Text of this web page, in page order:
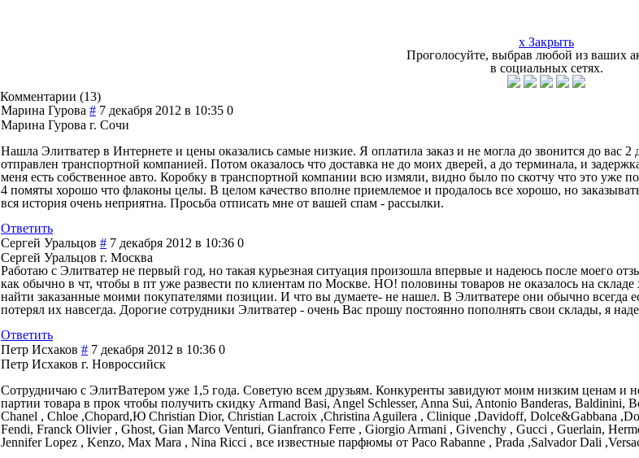
x Закрыть
Проголосуйте, выбрав любой из ваших
в социальных сетях.
Комментарии (13)
Марина Гурова # 7 декабря 2012 в 10:35 0
Марина Гурова г. Сочи
Нашла Элитватер в Интернете и цены оказались самые низкие. Я оплатила заказ и не могла до звонится до вас
отправлен транспортной компанией. Потом оказалось что доставка не до моих дверей, а до терминала, и
меня есть собственное авто. Коробку в транспортной компании всю измяли, видно было по скотчу что это уже
4 помяты хорошо что флаконы целы. В целом качество вполне приемлемое и продалось все хорошо, но
вся история очень неприятна. Просьба отписать мне от вашей спам - рассылки.
Ответить
Сергей Уральцов # 7 декабря 2012 в 10:36 0
Сергей Уральцов г. Москва
Работаю с Элитватер не первый год, но такая курьезная ситуация произошла впервые и надеюсь после моего
как обычно в чт, чтобы в пт уже развести по клиентам по Москве. НО! половины товаров не оказалось на
найти заказанные моими покупателями позиции. И что вы думаете- не нашел. В Элитватере они обычно всегда
потерял их навсегда. Дорогие сотрудники Элитватер - очень Вас прошу постоянно пополнять свои склады, я
Ответить
Петр Исхаков # 7 декабря 2012 в 10:36 0
Петр Исхаков г. Новроссийск
Сотрудничаю с ЭлитВатером уже 1,5 года. Советую всем друзьям. Конкуренты завидуют моим низким ценам и
партии товара в прок чтобы получить скидку Armand Basi, Angel Schlesser, Anna Sui, Antonio Banderas,
Chanel , Chloe ,Chopard,Ю Christian Dior, Christian Lacroix ,Christina Aguilera , Clinique ,Davidoff, Dolce&Gabbana
Fendi, Franck Olivier , Ghost, Gian Marco Venturi, Gianfranco Ferre , Giorgio Armani , Givenchy , Gucci , Guerlain,
Jennifer Lopez , Kenzo, Max Mara , Nina Ricci , все известные парфюмы от Paco Rabanne , Prada ,Salvador Dali